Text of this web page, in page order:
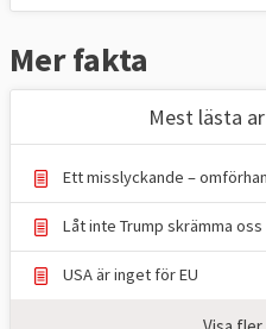
Mer fakta
Mest lästa
Ett misslyckande –
Låt inte Trump skrämma oss
USA är inget för EU